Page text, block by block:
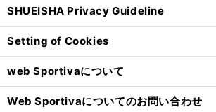
SHUEISHA Privacy Guideline
Setting of Cookies
web Sportivaについて
Web Sportivaについてのお問い合わせ